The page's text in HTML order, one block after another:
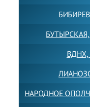
ВДНХ,
НАРОДНОЕ